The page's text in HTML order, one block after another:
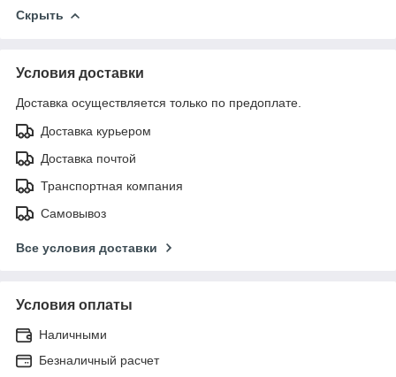
Скрыть
Условия доставки
Доставка осуществляется только по предоплате.
Доставка курьером
Доставка почтой
Транспортная компания
Самовывоз
Все условия доставки
Условия оплаты
Наличными
Безналичный расчет